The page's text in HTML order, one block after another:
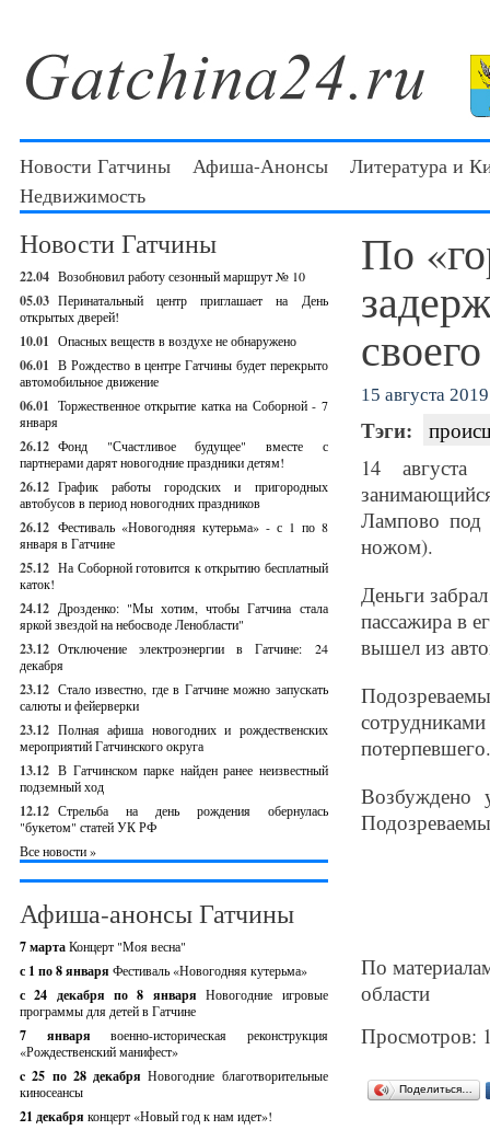
Новости Гатчины Афиша-Анонсы
Литература и
Недвижимость
Новости Гатчины
22.04 Возобновил работу сезонный маршрут № 10
05.03 Перинатальный центр приглашает на День
открытых дверей!
10.01 Опасных веществ в воздухе не обнаружено
06.01 В Рождество в центре Гатчины будет перекрыто
автомобильное движение
06.01 Торжественное открытие катка на Соборной - 7
января
26.12 Фонд "Счастливое будущее" вместе с
партнерами дарят новогодние праздники детям!
26.12 График работы городских и пригородных
автобусов в период новогодних праздников
26.12 Фестиваль «Новогодняя кутерьма» - с 1 по 8
января в Гатчине
25.12 На Соборной готовится к открытию бесплатный
каток!
24.12 Дрозденко: "Мы хотим, чтобы Гатчина стала
яркой звездой на небосводе Ленобласти"
23.12 Отключение электроэнергии в Гатчине: 24
декабря
23.12 Стало известно, где в Гатчине можно запускать
салюты и фейерверки
23.12 Полная афиша новогодних и рождественских
мероприятий Гатчинского округа
13.12 В Гатчинском парке найден ранее неизвестный
подземный ход
12.12 Стрельба на день рождения обернулась
"букетом" статей УК РФ
Все новости »
Афиша-анонсы Гатчины
7 мартаКонцерт "Моя весна"
с 1 по 8 января Фестиваль «Новогодняя кутерьма»
с 24 декабря по 8 январяНовогодние игровые
программы для детей в Гатчине
7 январявоенно-историческая реконструкция
«Рождественский манифест»
c 25 по 28 декабряНовогодние благотворительные
киносеансы
21 декабря концерт «Новый год к нам идет»!
По
15 августа 2019
Тэги:
14 августа
Лампово под
ножом).
Деньги
пассажира в
вышел из
потерпевшего.
Возбуждено
По
области
Просмотров:
Поделиться…